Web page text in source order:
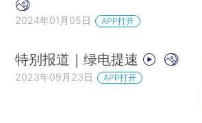
2024年01月05日 APP打开
特别报道｜绿电提速
2023年09月23日 APP打开